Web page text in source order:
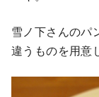
雪ノ下さんのパ
違うものを用意